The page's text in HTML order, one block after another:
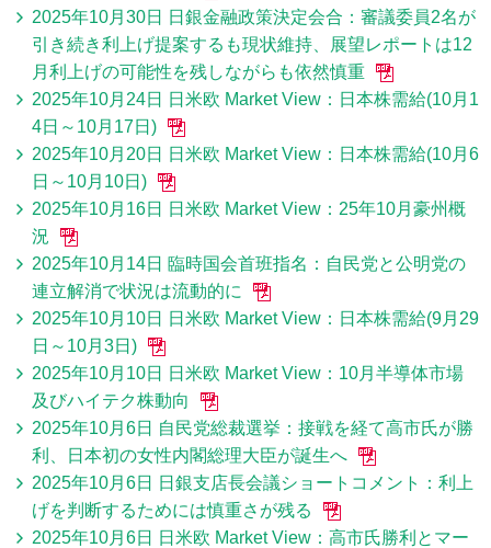
2025年10月30日 日銀金融政策決定会合：審議委員2名が
引き続き利上げ提案するも現状維持、展望レポートは12
月利上げの可能性を残しながらも依然慎重
2025年10月24日 日米欧 Market View：日本株需給(10月1
4日～10月17日)
2025年10月20日 日米欧 Market View：日本株需給(10月6
日～10月10日)
2025年10月16日 日米欧 Market View：25年10月豪州概
況
2025年10月14日 臨時国会首班指名：自民党と公明党の
連立解消で状況は流動的に
2025年10月10日 日米欧 Market View：日本株需給(9月29
日～10月3日)
2025年10月10日 日米欧 Market View：10月半導体市場
及びハイテク株動向
2025年10月6日 自民党総裁選挙：接戦を経て高市氏が勝
利、日本初の女性内閣総理大臣が誕生へ
2025年10月6日 日銀支店長会議ショートコメント：利上
げを判断するためには慎重さが残る
2025年10月6日 日米欧 Market View：高市氏勝利とマー